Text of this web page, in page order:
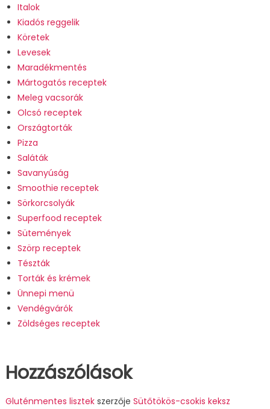
Italok
Kiadós reggelik
Köretek
Levesek
Maradékmentés
Mártogatós receptek
Meleg vacsorák
Olcsó receptek
Országtorták
Pizza
Saláták
Savanyúság
Smoothie receptek
Sörkorcsolyák
Superfood receptek
Sütemények
Szörp receptek
Tészták
Torták és krémek
Ünnepi menü
Vendégvárók
Zöldséges receptek
Hozzászólások
Gluténmentes lisztekszerzője Sütőtökös-csokis keksz